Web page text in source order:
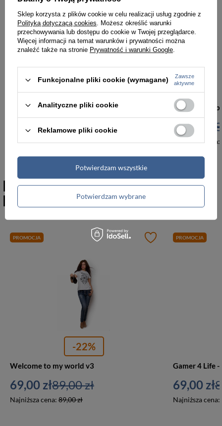
Easy normal boring
69,00 zł
Najniższa cena:79,00 zł
79,00 zł
Miej wyj..... a
69,00 zł
Najniższa cena:
Polecane produkty marki
NoStringsAttached
PROMOCJA
-22%
Welcome to my world v3
69,00 zł
Najniższa cena: 89,00 zł
89,00 zł
PROMOCJA
Gamer 4 Life
69,00 zł
Najniższa cena:
Sklep korzysta z plików cookie w celu realizacji usług zgodnie z
Polityką dotyczącą cookies. Możesz określić warunki
przechowywania lub dostępu do cookie w Twojej przeglądarce.
Więcej informacji na temat warunków i prywatności można
znaleźć także na stronie Prywatność i warunki Google.
Funkcjonalne pliki cookie (wymagane)
Zawsze
aktywne
Analityczne pliki cookie
Reklamowe pliki cookie
Potwierdzam wybrane
Potwierdzam wszystkie